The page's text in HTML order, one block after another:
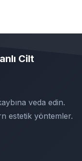
Cilt
veda edin.
estetik yöntemler.